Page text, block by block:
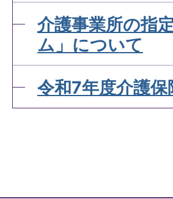
介護事業所の指
ム」について
令和7年度介護